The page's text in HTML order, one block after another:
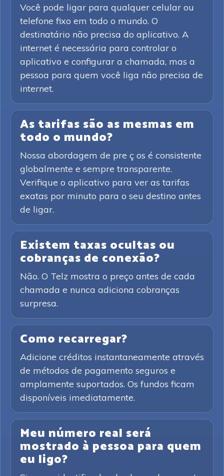
Você pode ligar para qualquer celular ou
telefone fixo em todo o mundo. O
destinatário não precisa do aplicativo. A
internet é necessária para controlar o
aplicativo e configurar a chamada, mas a
pessoa para quem você liga não precisa de
internet.
As tarifas são as mesmas em
todo o mundo?
Nossa abordagem de pre ç os é consistente
globalmente e sempre transparente.
Verifique o aplicativo para ver as tarifas
exatas por minuto para o seu destino antes
de ligar.
Existem taxas ocultas ou
cobranças de conexão?
Não. O Telz mostra o preço antes de cada
chamada e nunca adiciona cobranças
surpresa.
Como recarregar?
Adicione créditos instantaneamente através
de métodos de pagamento seguros e
amplamente suportados. Os fundos ficam
disponíveis imediatamente.
Meu número real será
mostrado à pessoa para quem
eu ligo?